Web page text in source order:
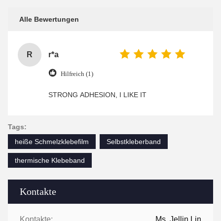
Kontakte
Alle Bewertungen
R r*a
Hilfreich (1)
STRONG ADHESION, I LIKE IT
Tags:
heiße Schmelzklebefilm
Selbstkleberband
thermische Klebeband